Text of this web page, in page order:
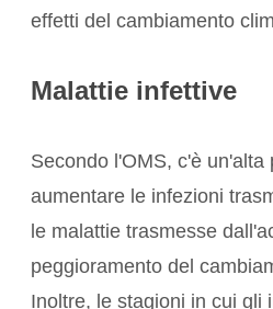
effetti del cambiamento
Malattie infettive
Secondo l'OMS, c'è un'alta
aumentare le infezioni
le malattie trasmesse
peggioramento del
Inoltre, le stagioni in cui gli